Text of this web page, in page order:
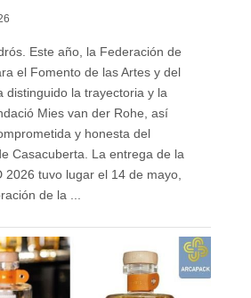
Este año, la Federación de
el Fomento de las Artes y del
distinguido la trayectoria y la
Mies van der Rohe, así
y honesta del
Casacuberta. La entrega de la
2026 tuvo lugar el 14 de mayo,
de la ...